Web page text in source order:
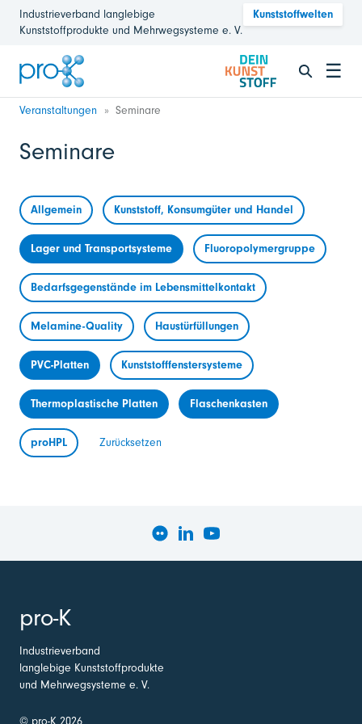
Industrieverband langlebige
Kunststoffprodukte und Mehrwegsysteme e. V.
Kunststoffwelten
☰
Veranstaltungen Seminare
Seminare
Allgemein Kunststoff, Konsumgüter und Handel
Lager und Transportsysteme Fluoropolymergruppe
Bedarfsgegenstände im Lebensmittelkontakt
Melamine-Quality Haustürfüllungen
PVC-Platten Kunststofffenstersysteme
Thermoplastische Platten Flaschenkasten
proHPL Zurücksetzen
pro-K
Industrieverband
langlebige Kunststoffprodukte
und Mehrwegsysteme e. V.
© pro-K 2026